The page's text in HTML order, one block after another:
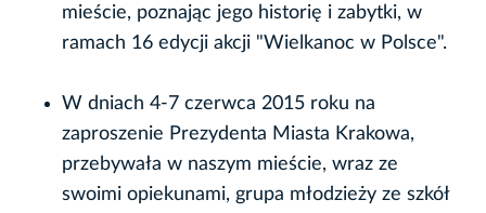
mieście, poznając jego historię i zabytki, w
ramach 16 edycji akcji "Wielkanoc w Polsce".
W dniach 4-7 czerwca 2015 roku na
zaproszenie Prezydenta Miasta Krakowa,
przebywała w naszym mieście, wraz ze
swoimi opiekunami, grupa młodzieży ze szkół